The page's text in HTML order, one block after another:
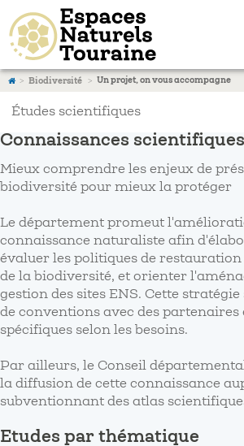
Biodiversité Un projet, on vous accompagne
Études scientifiques
Connaissances scientifiques
Mieux comprendre les enjeux de
biodiversité pour mieux la protéger
Le département promeut
connaissance naturaliste afin
évaluer les politiques de
de la biodiversité, et orienter
gestion des sites ENS. Cette
de conventions avec des partenaires
spécifiques selon les besoins.
Par ailleurs, le Conseil
la diffusion de cette connaissance
subventionnant des atlas
Etudes par thématique